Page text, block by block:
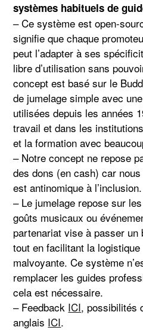
systèmes habituels de
– Ce système est open-
signifie que chaque
peut l’adapter à ses
libre d’utilisation sans
concept est basé sur le
de jumelage simple avec
utilisées depuis les années
travail et dans les
et la formation avec
– Notre concept ne repose
des dons (en cash) car
est antinomique à l’inclusion.
– Le jumelage repose sur
goûts musicaux ou
partenariat vise à passer un
tout en facilitant la
malvoyante. Ce système
remplacer les guides
cela est nécessaire.
– Feedback ICI, possibilités
anglais ICI.